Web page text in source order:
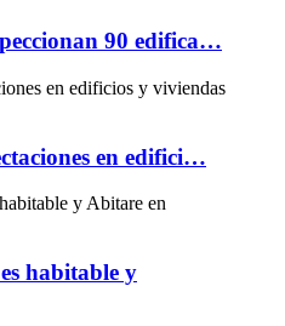
90 edifica…
en edifici…
habitable y